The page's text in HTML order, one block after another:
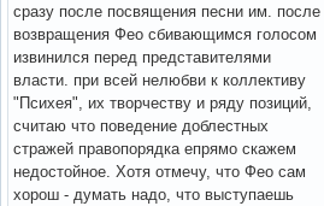
сразу после посвящения песни им. после
возвращения Фео сбивающимся голосом
извинился перед представителями
власти. при всей нелюбви к коллективу
"Психея", их творчеству и ряду позиций,
считаю что поведение доблестных
стражей правопорядка епрямо скажем
недостойное. Хотя отмечу, что Фео сам
хорош - думать надо, что выступаешь